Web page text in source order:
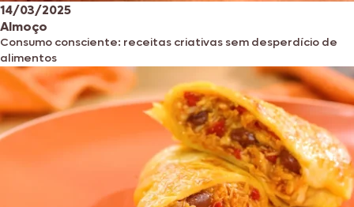
14/03/2025
Almoço
Consumo consciente: receitas criativas sem desperdício de
alimentos